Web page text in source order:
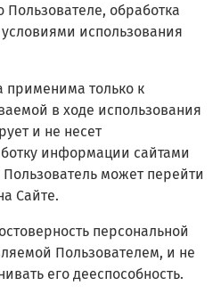
обработка
использования
применима только к
в ходе использования
и не несет
информации сайтами
может перейти
Сайте.
персональной
Пользователем, и не
его дееспособность.